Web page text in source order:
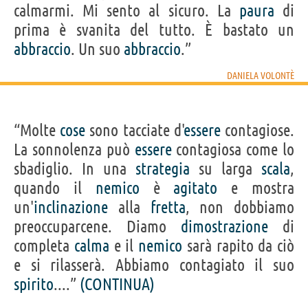
calmarmi. Mi sento al sicuro. La paura di
prima è svanita del tutto. È bastato un
abbraccio. Un suo abbraccio.”
DANIELA VOLONTÈ
“Molte cose sono tacciate d'esserecontagiose.
La sonnolenza può esserecontagiosa come lo
sbadiglio. In una strategia su larga scala,
quando il nemico è agitato e mostra
un'inclinazione alla fretta, non dobbiamo
preoccuparcene. Diamo dimostrazione di
completa calma e il nemico sarà rapito da ciò
e si rilasserà. Abbiamo contagiato il suo
spirito....” (CONTINUA)